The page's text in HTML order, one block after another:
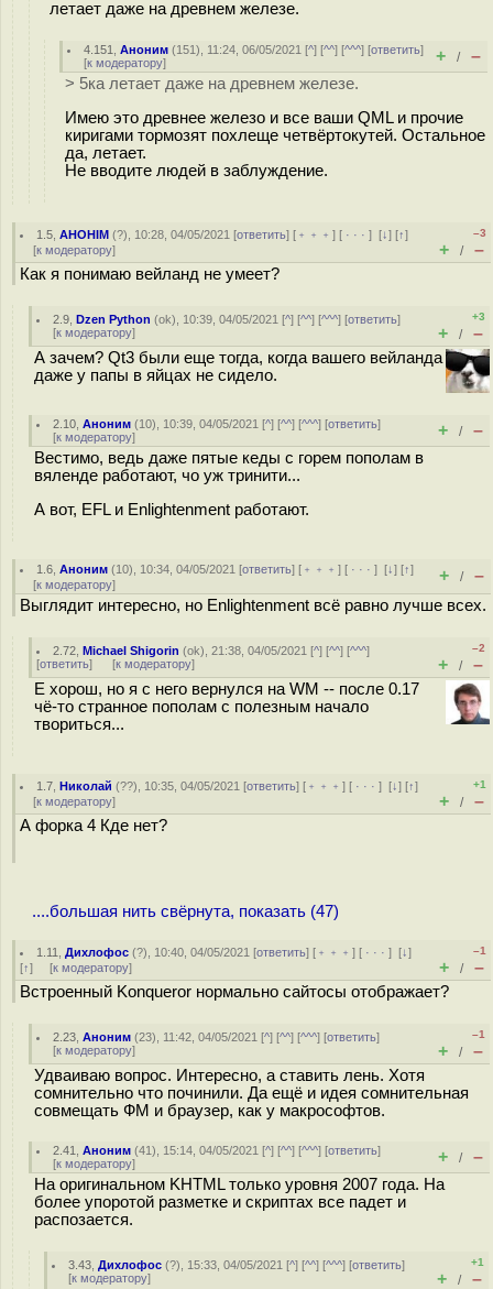
летает даже на древнем железе.
4.151 ,Аноним (151), 11:24, 06/05/2021 [^] [^^] [^^^] [ответить]
[к модератору] + / –
> 5ка летает даже на древнем железе.
Имею это древнее железо и все ваши QML и прочие
киригами тормозят похлеще четвёртокутей. Остальное
да, летает.
Не вводите людей в заблуждение.
1.5 ,AHOHIM (?), 10:28, 04/05/2021 [ответить] [ ﹢﹢﹢] [ · · ·][↓] [↑]
[к модератору]
–3
+ / –
Как я понимаю вейланд не умеет?
2.9 ,Dzen Python (ok), 10:39, 04/05/2021 [^] [^^] [^^^] [ответить]
[к модератору]
+3
+ / –
А зачем? Qt3 были еще тогда, когда вашего вейланда
даже у папы в яйцах не сидело.
2.10 ,Аноним (10), 10:39, 04/05/2021 [^] [^^] [^^^] [ответить]
[к модератору] + / –
Вестимо, ведь даже пятые кеды с горем пополам в
вяленде работают, чо уж тринити...
А вот, EFL и Enlightenment работают.
1.6 ,Аноним (10), 10:34, 04/05/2021 [ответить] [ ﹢﹢﹢] [ · · ·][↓] [↑]
[к модератору] + / –
Выглядит интересно, но Enlightenment всё равно лучше всех.
2.72 ,Michael Shigorin (ok), 21:38, 04/05/2021 [^] [^^] [^^^]
[ответить] [к модератору]
–2
+ / –
E хорош, но я с него вернулся на WM -- после 0.17
чё-то странное пополам с полезным начало
твориться...
1.7 ,Николай (??), 10:35, 04/05/2021 [ответить] [ ﹢﹢﹢] [ · · ·][↓] [↑]
[к модератору]
+1
+ / –
А форка 4 Кде нет?
....большая нить свёрнута, показать (47)
1.11 ,Дихлофос (?), 10:40, 04/05/2021 [ответить] [ ﹢﹢﹢] [ · · ·][↓]
[↑] [к модератору]
–1
+ / –
Встроенный Konqueror нормально сайтосы отображает?
2.23 ,Аноним (23), 11:42, 04/05/2021 [^] [^^] [^^^] [ответить]
[к модератору]
–1
+ / –
Удваиваю вопрос. Интересно, а ставить лень. Хотя
сомнительно что починили. Да ещё и идея сомнительная
совмещать ФМ и браузер, как у макрософтов.
2.41 ,Аноним (41), 15:14, 04/05/2021 [^] [^^] [^^^] [ответить]
[к модератору] + / –
На оригинальном KHTML только уровня 2007 года. На
более упоротой разметке и скриптах все падет и
распозается.
3.43 ,Дихлофос (?), 15:33, 04/05/2021 [^] [^^] [^^^] [ответить]
[к модератору]
+1
+ / –